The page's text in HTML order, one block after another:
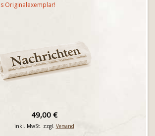
Originalexemplar!
49,00 €
inkl. MwSt. zzgl. Versand